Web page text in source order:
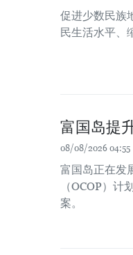
促进少数民族
民生活水平、
富国岛提
08/08/2026 04:55
富国岛正在发
（OCOP）
案。